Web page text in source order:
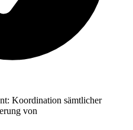
Koordination sämtlicher
von